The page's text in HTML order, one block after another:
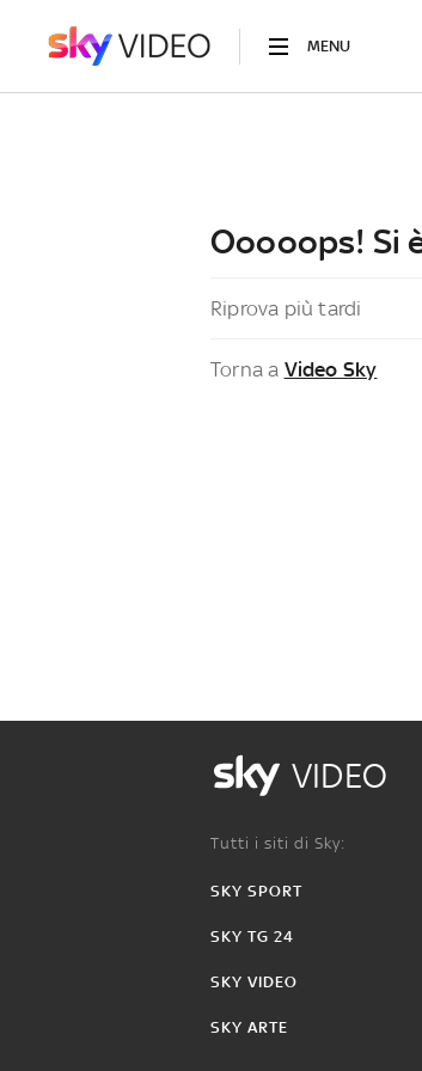
MENU
Ooooops! Si
Riprova più tardi
Torna a Video Sky
VIDEO
Tutti i siti di Sky:
SKY SPORT
SKY TG 24
SKY VIDEO
SKY ARTE